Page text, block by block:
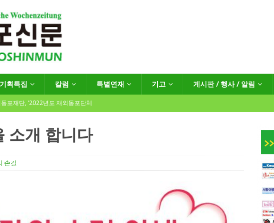
기획특집 칼럼 특별연재 기고 게시판 / 행사 / 알림
포재단, ‘2022년도 재외동포단체
르크한인회
동포와 함께하는 재독일한인체육회로 거듭나겠습니다”
한인소식
유럽연구소 30돌…“한-EU 협력 ‘가교’ 넘어 혁신 거점으로” 한인소식
소개 합니다
손길